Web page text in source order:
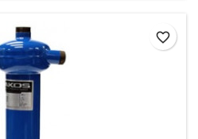
favorite_border